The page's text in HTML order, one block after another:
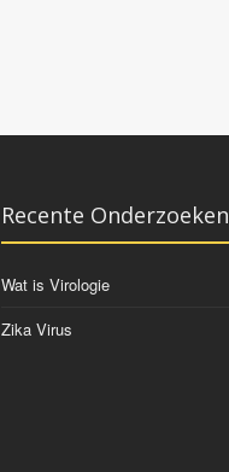
Recente Onderzoeken
Wat is Virologie
Zika Virus